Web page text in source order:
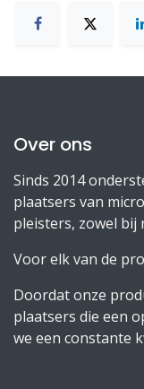
Over ons
Sinds 2014
plaatsers van
pleisters, zowel bij
Voor elk van de
Doordat onze
plaatsers die een
we een constante